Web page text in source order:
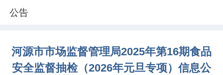
公告
河源市市场监督管理局2025年第16期食品
安全监督抽检（2026年元旦专项）信息公